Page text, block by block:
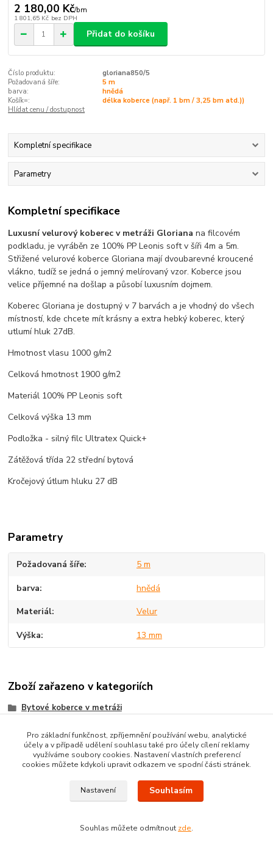
2 180,00 Kč/bm
1 801,65 Kč bez DPH
Přidat do košíku
Číslo produktu:
gloriana850/5
Požadovaná šíře:
5 m
barva:
hnědá
Košík=:
délka koberce (např. 1 bm / 3,25 bm atd.))
Hlídat cenu / dostupnost
Kompletní specifikace
Parametry
Kompletní specifikace
Luxusní velurový koberec v metráži Gloriana na filcovém
podkladu, je vyráběn ze 100% PP Leonis soft v šíři 4m a 5m.
Střižené velurové koberce Gloriana mají dvoubarevné kroucené
vlákno, tudíž se jedná o jemný melírovaný vzor. Koberce jsou
velice příjemné na došlap a působí luxusním dojmem.
Koberec Gloriana je dostupný v 7 barvách a je vhodný do všech
místností, kde chcete mít krásny a extra hebký koberec, který
utlumí hluk 27dB.
Hmotnost vlasu 1000 g/m2
Celková hmotnost 1900 g/m2
Materiál 100% PP Leonis soft
Celková výška 13 mm
Podložka - silný filc Ultratex Quick+
Zátěžová třída 22 střední bytová
Kročejový útlum hluku 27 dB
Parametry
Požadovaná šíře 5 m
barva hnědá
Materiál Velur
Výška 13 mm
Zboží zařazeno v kategoriích
Bytové koberce v metráži
VELUROVÉ koberce metráž
Pro základní funkčnost, zpříjemnění používání webu, analytické
účely a v případě udělení souhlasu také pro účely cílení reklamy
využíváme soubory cookies. Nastavení vlastních preferencí
cookies můžete kdykoli upravit odkazem ve spodní části stránek.
Nastavení Souhlasím
Souhlas můžete odmítnout zde.